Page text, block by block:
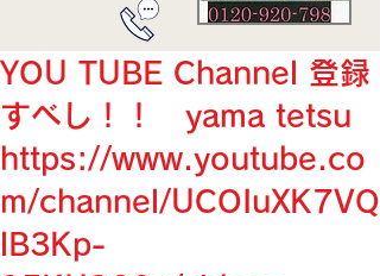
YOU TUBE Channel 登録
すべし！！ yama tetsu
https://www.youtube.co
m/channel/UCOIuXK7VQ
lB3Kp-